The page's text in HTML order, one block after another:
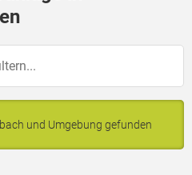
und Umgebung gefunden